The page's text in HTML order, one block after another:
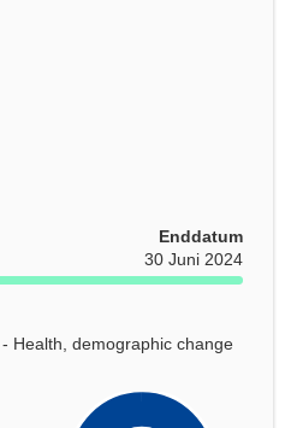
Enddatum
30 Juni 2024
Health, demographic change